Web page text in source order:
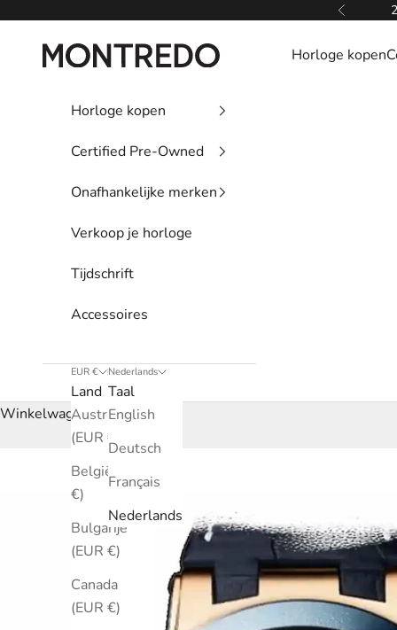
Vorige
Montredo Horloge kopen
Horloge kopen
Certified Pre-Owned
Onafhankelijke merken
Verkoop je horloge
Tijdschrift
Accessoires
EUR €
Land
Australië
(EUR €)
België (EUR
€)
Bulgarije
(EUR €)
Canada
(EUR €)
Nederlands
Taal
English
Deutsch
Français
Nederlands
Winkelwagen